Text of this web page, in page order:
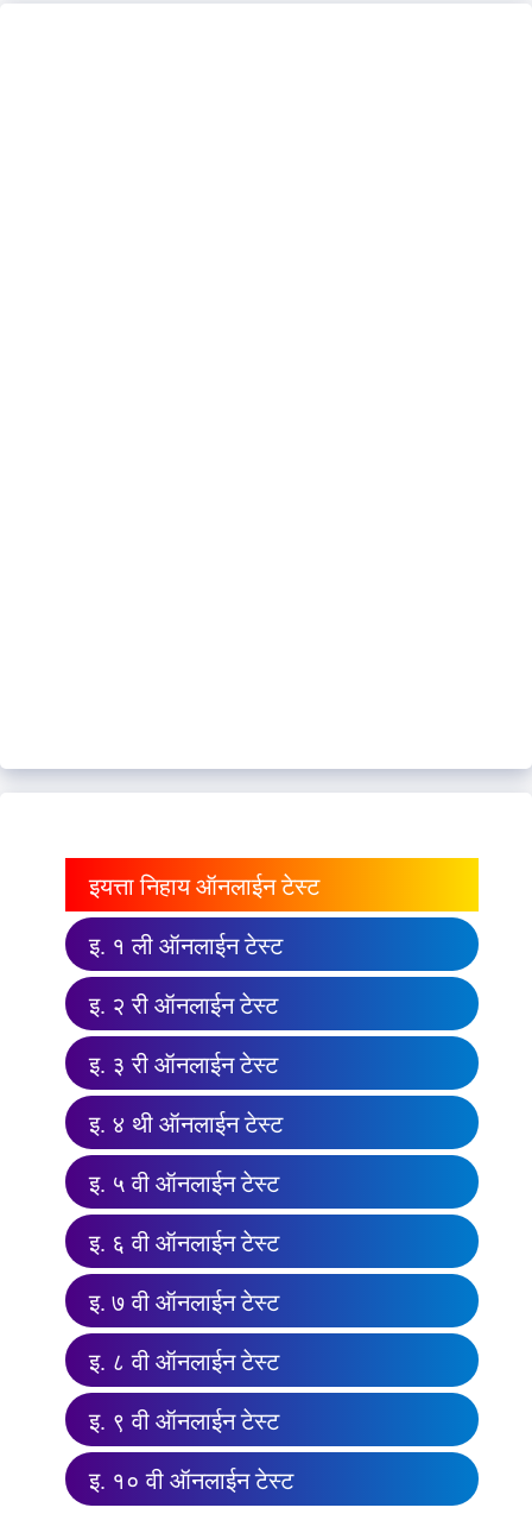
इयत्ता निहाय ऑनलाईन टेस्ट
इ. १ ली ऑनलाईन टेस्ट
इ. २ री ऑनलाईन टेस्ट
इ. ३ री ऑनलाईन टेस्ट
इ. ४ थी ऑनलाईन टेस्ट
इ. ५ वी ऑनलाईन टेस्ट
इ. ६ वी ऑनलाईन टेस्ट
इ. ७ वी ऑनलाईन टेस्ट
इ. ८ वी ऑनलाईन टेस्ट
इ. ९ वी ऑनलाईन टेस्ट
इ. १० वी ऑनलाईन टेस्ट